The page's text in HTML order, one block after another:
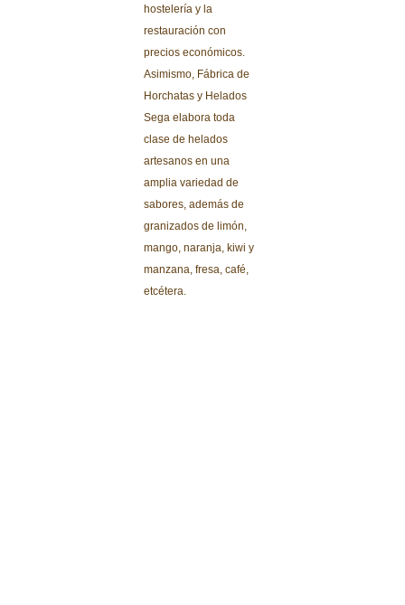
hostelería y la
restauración con
precios económicos.
Asimismo, Fábrica de
Horchatas y Helados
Sega elabora toda
clase de helados
artesanos en una
amplia variedad de
sabores, además de
granizados de limón,
mango, naranja, kiwi y
manzana, fresa, café,
etcétera.